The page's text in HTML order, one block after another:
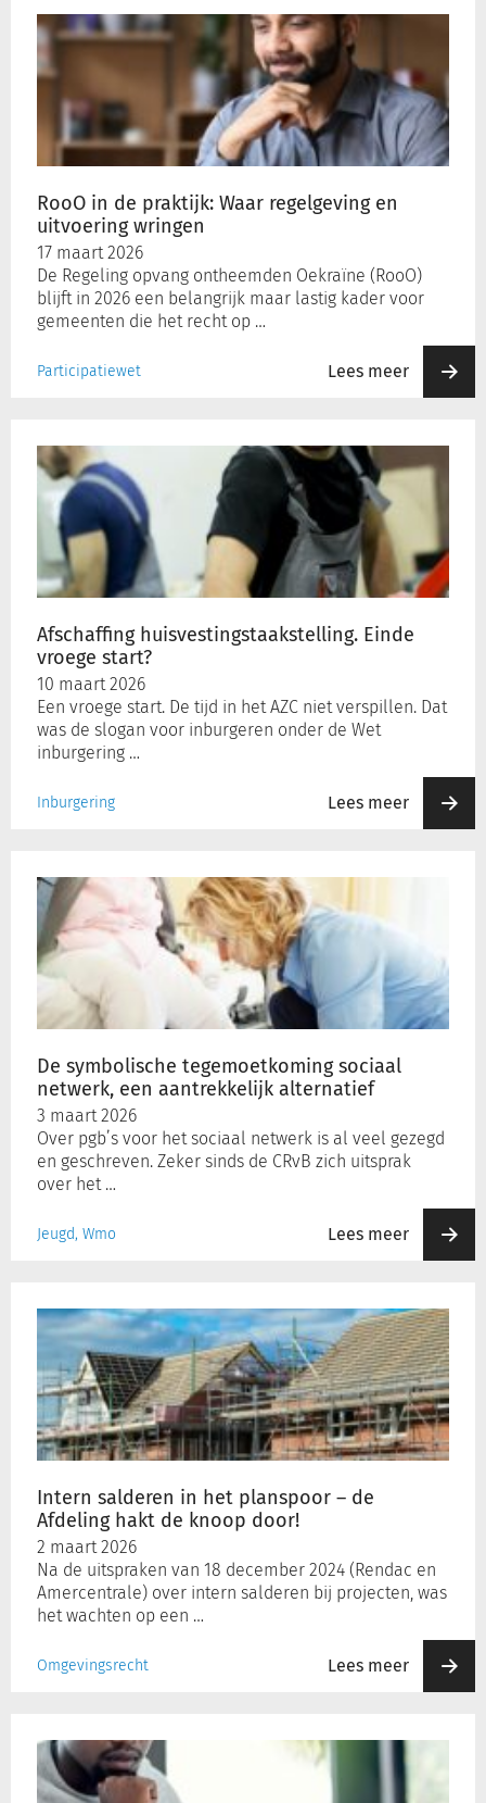
RooO in de praktijk: Waar regelgeving en
uitvoering wringen
17 maart 2026
De Regeling opvang ontheemden Oekraïne (RooO)
blijft in 2026 een belangrijk maar lastig kader voor
gemeenten die het recht op …
Participatiewet Lees meer
praktijk:
regelgeving
uitvoering
wringen
Afschaffing huisvestingstaakstelling. Einde
vroege start?
10 maart 2026
Een vroege start. De tijd in het AZC niet verspillen. Dat
was de slogan voor inburgeren onder de Wet
inburgering …
Inburgering Lees meer
huisvestingstaakstelling.
Einde
vroege
start?
De symbolische tegemoetkoming sociaal
netwerk, een aantrekkelijk alternatief
3 maart 2026
Over pgb’s voor het sociaal netwerk is al veel gezegd
en geschreven. Zeker sinds de CRvB zich uitsprak
over het …
Jeugd, Wmo Lees meer
symbolische
tegemoetkoming
sociaal
netwerk,
een
aantrekkelijk
alternatief
Intern salderen in het planspoor – de
Afdeling hakt de knoop door!
2 maart 2026
Na de uitspraken van 18 december 2024 (Rendac en
Amercentrale) over intern salderen bij projecten, was
het wachten op een …
Omgevingsrecht Lees meer
salderen
het
planspoor
Afdeling
hakt
knoop
door!
melding
geen